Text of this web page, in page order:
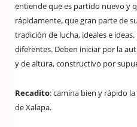
entiende que es partido nuevo y
rápidamente, que gran parte de
tradición de lucha, ideales e
diferentes. Deben iniciar por la
y de altura, constructivo por
Recadito: camina bien y rápido
de Xalapa.